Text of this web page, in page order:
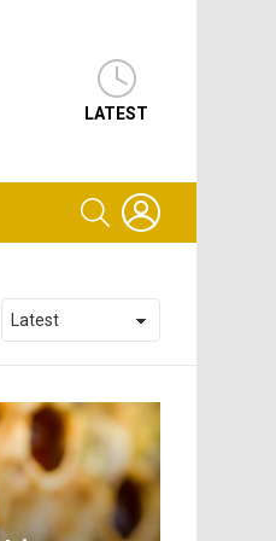
LATEST
SEARCH